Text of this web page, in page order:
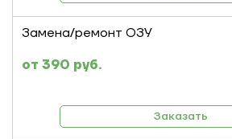
Замена/ремонт ОЗУ
390 руб.
Заказать